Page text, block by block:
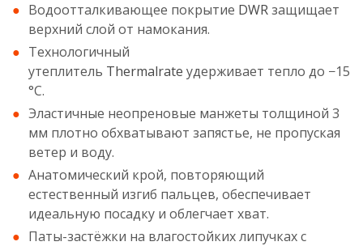
Водоотталкивающее покрытие DWRзащищает
верхний слой от намокания.
Технологичный
утеплитель Thermalrate удерживает тепло до −15
°С.
Эластичные неопреновые манжеты толщиной 3
мм плотно обхватывают запястье, не пропуская
ветер и воду.
Анатомический крой, повторяющий
естественный изгиб пальцев, обеспечивает
идеальную посадку и облегчает хват.
Паты-застёжки на влагостойких липучках с